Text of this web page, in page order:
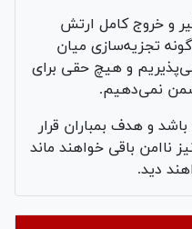
و خروج کامل ارتش
تجزیه‌سازی میان
و هیچ حقی برای
نمی‌دهیم.
و هدف بمباران قرار
ناامن باقی خواهند ماند
دید.